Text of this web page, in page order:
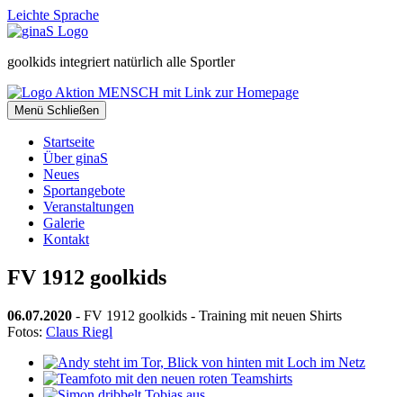
Leichte Sprache
goolkids integriert natürlich alle Sportler
Menü Schließen
Startseite
Über ginaS
Neues
Sportangebote
Veranstaltungen
Galerie
Kontakt
FV 1912 goolkids
06.07.2020 - FV 1912 goolkids - Training mit neuen Shirts
Fotos: Claus Riegl